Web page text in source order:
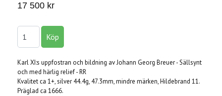
17 500 kr
Karl XI:s uppfostran och bildning av Johann Georg Breuer - Sällsynt
och med härlig relief - RR
Kvalitet ca 1+, silver 44.4g, 47.3mm, mindre märken, Hildebrand 11.
Präglad ca 1666.